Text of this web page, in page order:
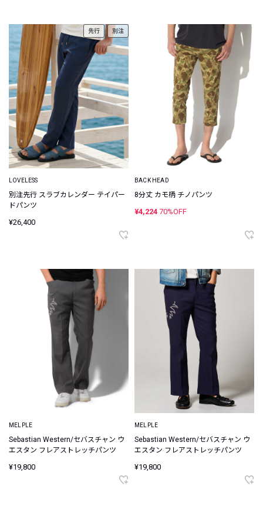
先行 別注
LOVELESS
別注先行 スラブカレンダー テイパー
ドパンツ
¥26,400
BACK HEAD
8分丈 カモ柄 チノパンツ
¥4,224 70%OFF
MELPLE
Sebastian Western/セバスチャン ウ
エスタン フレアストレッチパンツ
¥19,800
MELPLE
Sebastian Western/セバスチャン ウ
エスタン フレアストレッチパンツ
¥19,800